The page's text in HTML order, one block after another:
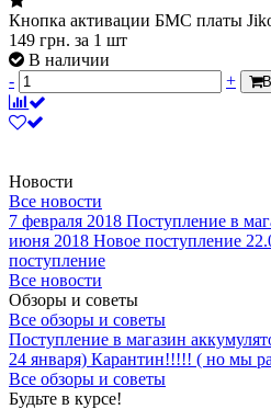
Кнопка активации БМС платы
149 грн. за 1 шт
В наличии
-
+
Новости
Все новости
7 февраля 2018 Поступление в
июня 2018 Новое поступление
поступление
Все новости
Обзоры и советы
Все обзоры и советы
Поступление в магазин
24 января) Карантин!!!!! ( но мы
Все обзоры и советы
Будьте в курсе!